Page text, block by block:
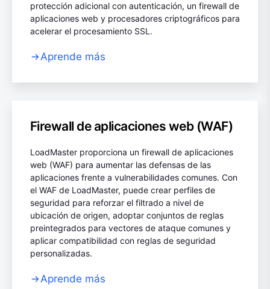
protección adicional con autenticación, un firewall de
aplicaciones web y procesadores criptográficos para
acelerar el procesamiento SSL.
Aprende más
Firewall de aplicaciones web (WAF)
LoadMaster proporciona un firewall de aplicaciones
web (WAF) para aumentar las defensas de las
aplicaciones frente a vulnerabilidades comunes. Con
el WAF de LoadMaster, puede crear perfiles de
seguridad para reforzar el filtrado a nivel de
ubicación de origen, adoptar conjuntos de reglas
preintegrados para vectores de ataque comunes y
aplicar compatibilidad con reglas de seguridad
personalizadas.
Aprende más